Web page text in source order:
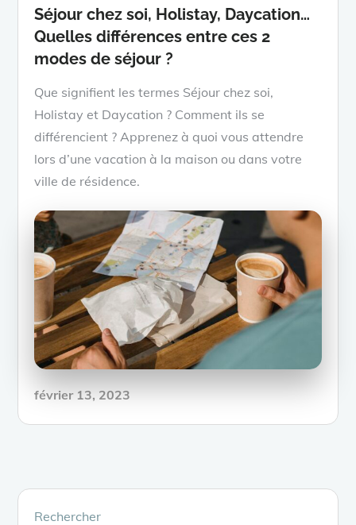
Séjour chez soi, Holistay, Daycation…
Quelles différences entre ces 2
modes de séjour ?
Que signifient les termes Séjour chez soi,
Holistay et Daycation ? Comment ils se
différencient ? Apprenez à quoi vous attendre
lors d’une vacation à la maison ou dans votre
ville de résidence.
Posted
février 13, 2023
Rechercher